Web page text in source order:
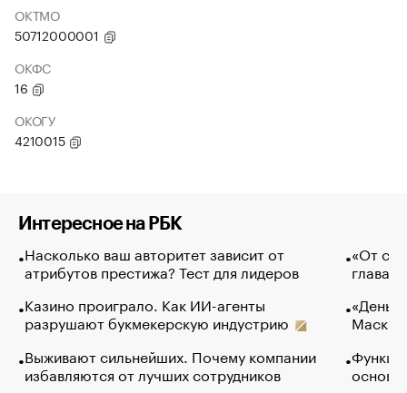
ОКТМО
50712000001
ОКФС
16
ОКОГУ
4210015
Интересное на РБК
Насколько ваш авторитет зависит от
атрибутов престижа? Тест для лидеров
Казино проиграло. Как ИИ-агенты
разрушают букмекерскую индустрию
Выживают сильнейших. Почему компании
избавляются от лучших сотрудников
«От
глава
Маск в
основ